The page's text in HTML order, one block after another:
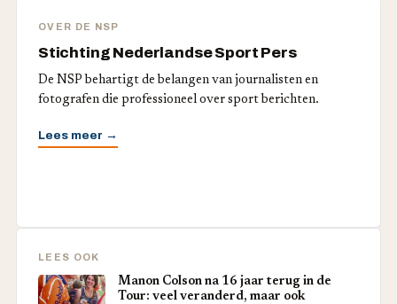
OVER DE NSP
Stichting Nederlandse Sport Pers
De NSP behartigt de belangen van journalisten en
fotografen die professioneel over sport berichten.
Lees meer →
LEES OOK
Manon Colson na 16 jaar terug in de
Tour: veel veranderd, maar ook